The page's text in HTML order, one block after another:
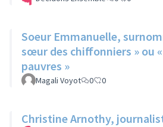
Soeur Emmanuelle,
sœur des chiffonniers » ou
pauvres »
Magali Voyot 0 0
Christine Arnothy,